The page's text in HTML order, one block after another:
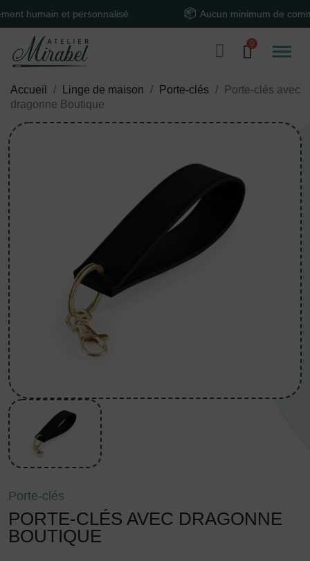
et personnalisé Aucun minimum de commande
Accueil Linge de maison Porte-clés
Porte-clés avec
dragonne Boutique
Porte-clés
PORTE-CLÉS AVEC DRAGONNE
BOUTIQUE